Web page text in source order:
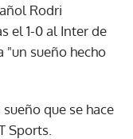
Rodri
el 1-0 al Inter de
sueño hecho
que se hace
Sports.